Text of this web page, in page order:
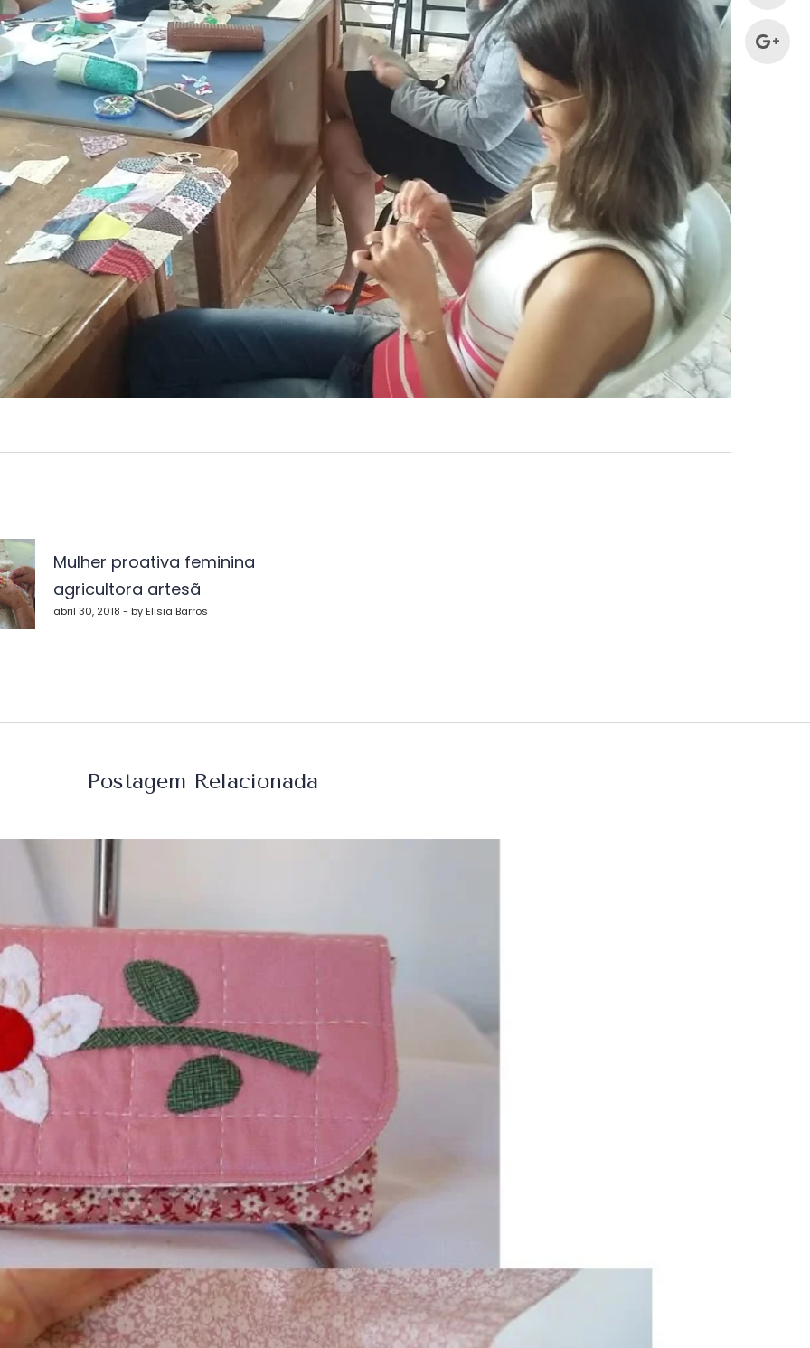
Mulher proativa feminina
agricultora artesã
abril 30, 2018 - by Elisia Barros
Postagem Relacionada